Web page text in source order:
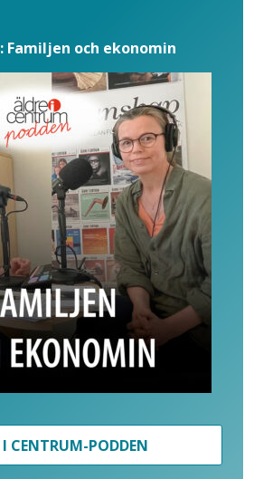
Familjen och ekonomin
I CENTRUM-PODDEN